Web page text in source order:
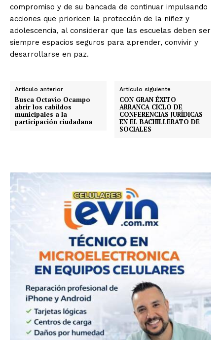
compromiso y de su bancada de continuar impulsando
acciones que prioricen la protección de la niñez y
adolescencia, al considerar que las escuelas deben ser
siempre espacios seguros para aprender, convivir y
desarrollarse en paz.
Artículo anterior
Busca Octavio Ocampo
abrir los cabildos
municipales a la
participación ciudadana
Artículo siguiente
CON GRAN ÉXITO
ARRANCA CICLO DE
CONFERENCIAS JURÍDICAS
EN EL BACHILLERATO DE
SOCIALES